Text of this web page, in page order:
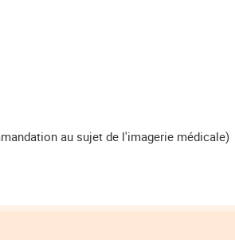
au sujet de l'imagerie médicale)